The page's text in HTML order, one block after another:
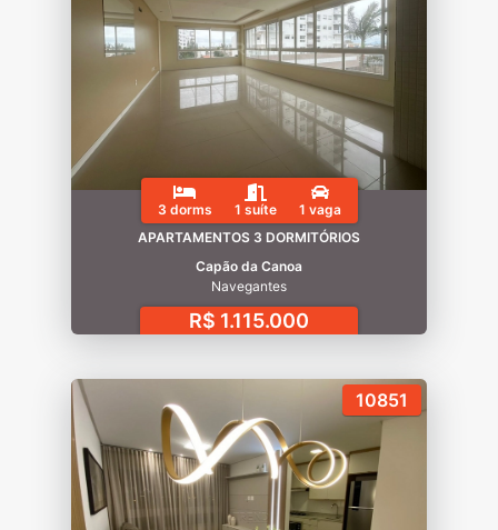
3 dorms 1 suíte
1 vaga
APARTAMENTOS 3 DORMITÓRIOS
Capão da Canoa
Navegantes
R$ 1.115.000
10851